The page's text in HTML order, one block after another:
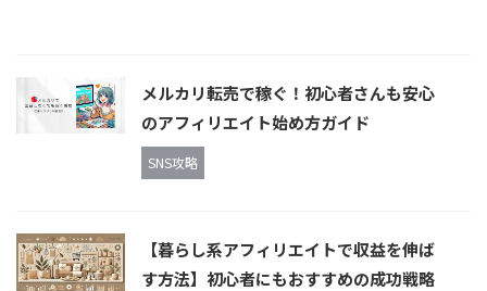
メルカリ転売で稼ぐ！初心者さんも安心
のアフィリエイト始め方ガイド
SNS攻略
【暮らし系アフィリエイトで収益を伸ば
す方法】初心者にもおすすめの成功戦略